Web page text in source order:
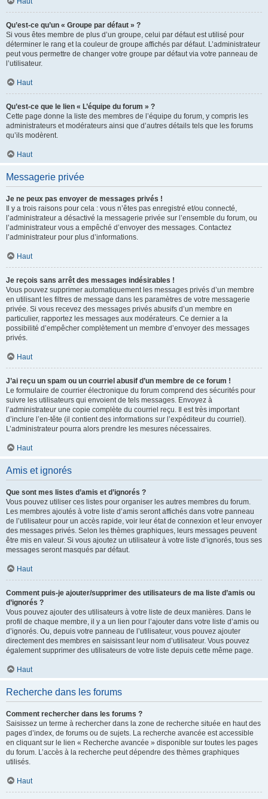
Qu’est-ce qu’un « Groupe par défaut » ?
Si vous êtes membre de plus d’un groupe, celui par défaut est utilisé pour
déterminer le rang et la couleur de groupe affichés par défaut. L’administrateur
peut vous permettre de changer votre groupe par défaut via votre panneau de
l’utilisateur.
Haut
Qu’est-ce que le lien « L’équipe du forum » ?
Cette page donne la liste des membres de l’équipe du forum, y compris les
administrateurs et modérateurs ainsi que d’autres détails tels que les forums
qu’ils modèrent.
Haut
Messagerie privée
Je ne peux pas envoyer de messages privés !
Il y a trois raisons pour cela : vous n’êtes pas enregistré et/ou connecté,
l’administrateur a désactivé la messagerie privée sur l’ensemble du forum, ou
l’administrateur vous a empêché d’envoyer des messages. Contactez
l’administrateur pour plus d’informations.
Haut
Je reçois sans arrêt des messages indésirables !
Vous pouvez supprimer automatiquement les messages privés d’un membre
en utilisant les filtres de message dans les paramètres de votre messagerie
privée. Si vous recevez des messages privés abusifs d’un membre en
particulier, rapportez les messages aux modérateurs. Ce dernier a la
possibilité d’empêcher complètement un membre d’envoyer des messages
privés.
Haut
J’ai reçu un spam ou un courriel abusif d’un membre de ce forum !
Le formulaire de courrier électronique du forum comprend des sécurités pour
suivre les utilisateurs qui envoient de tels messages. Envoyez à
l’administrateur une copie complète du courriel reçu. Il est très important
d’inclure l’en-tête (il contient des informations sur l’expéditeur du courriel).
L’administrateur pourra alors prendre les mesures nécessaires.
Haut
Amis et ignorés
Que sont mes listes d’amis et d’ignorés ?
Vous pouvez utiliser ces listes pour organiser les autres membres du forum.
Les membres ajoutés à votre liste d’amis seront affichés dans votre panneau
de l’utilisateur pour un accès rapide, voir leur état de connexion et leur envoyer
des messages privés. Selon les thèmes graphiques, leurs messages peuvent
être mis en valeur. Si vous ajoutez un utilisateur à votre liste d’ignorés, tous ses
messages seront masqués par défaut.
Haut
Comment puis-je ajouter/supprimer des utilisateurs de ma liste d’amis ou
d’ignorés ?
Vous pouvez ajouter des utilisateurs à votre liste de deux manières. Dans le
profil de chaque membre, il y a un lien pour l’ajouter dans votre liste d’amis ou
d’ignorés. Ou, depuis votre panneau de l’utilisateur, vous pouvez ajouter
directement des membres en saisissant leur nom d’utilisateur. Vous pouvez
également supprimer des utilisateurs de votre liste depuis cette même page.
Haut
Recherche dans les forums
Comment rechercher dans les forums ?
Saisissez un terme à rechercher dans la zone de recherche située en haut des
pages d’index, de forums ou de sujets. La recherche avancée est accessible
en cliquant sur le lien « Recherche avancée » disponible sur toutes les pages
du forum. L’accès à la recherche peut dépendre des thèmes graphiques
utilisés.
Haut